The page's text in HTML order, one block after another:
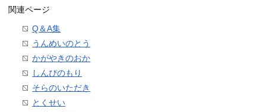
関連ページ
Q＆A集
うんめいのとう
かがやきのおか
しんぴのもり
そらのいただき
とくせい